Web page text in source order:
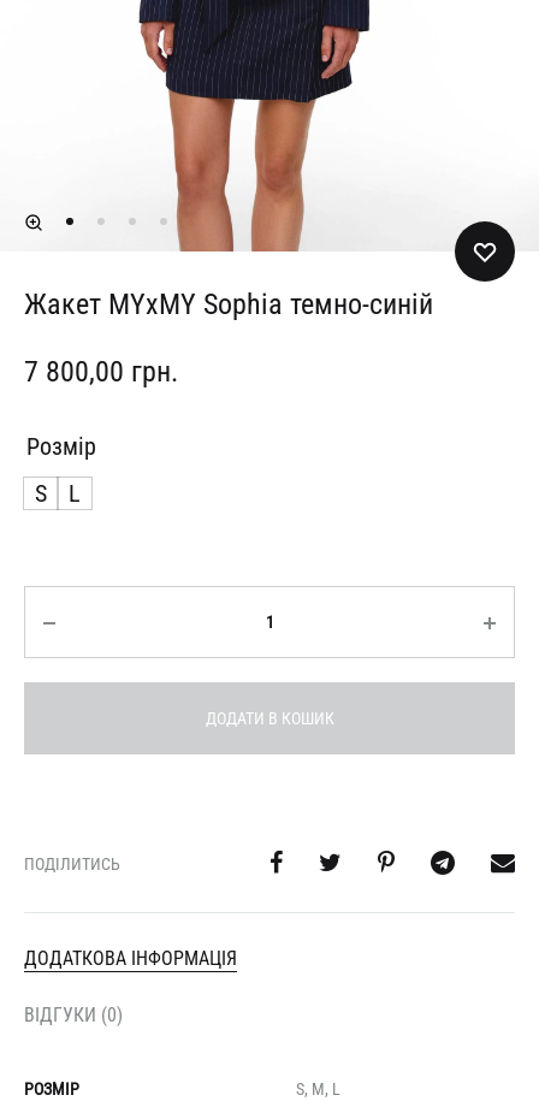
Жакет MYxMY Sophia темно-синій
7 800,00 грн.
Розмір
S
L
ДОДАТИ В КОШИК
ПОДІЛИТИСЬ
ДОДАТКОВА ІНФОРМАЦІЯ
ВІДГУКИ (0)
РОЗМІР S, M, L